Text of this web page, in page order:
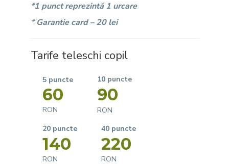
*1 punct reprezintă 1 urcare
*Garantie card – 20 lei
Tarife teleschi copil
5 puncte
60
RON
10 puncte
90
RON
20 puncte
140
RON
40 puncte
220
RON